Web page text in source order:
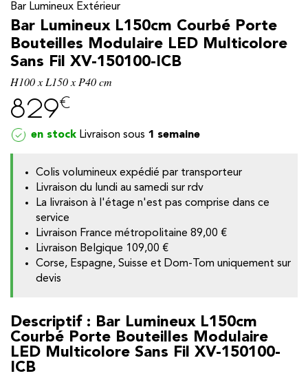
Bar Lumineux Extérieur
Bar Lumineux L150cm Courbé Porte
Bouteilles Modulaire LED Multicolore
Sans Fil XV-150100-ICB
H100 x L150 x P40 cm
829€
en stock 1 semaine
Colis volumineux expédié par transporteur
Livraison du lundi au samedi sur rdv
La livraison à l'étage n'est pas comprise dans ce
service
Livraison France métropolitaine89,00 €
Livraison Belgique 109,00 €
Corse, Espagne, Suisse et Dom-Tom uniquement sur
devis
Descriptif : Bar Lumineux L150cm
Courbé Porte Bouteilles Modulaire
LED Multicolore Sans Fil XV-150100-
ICB